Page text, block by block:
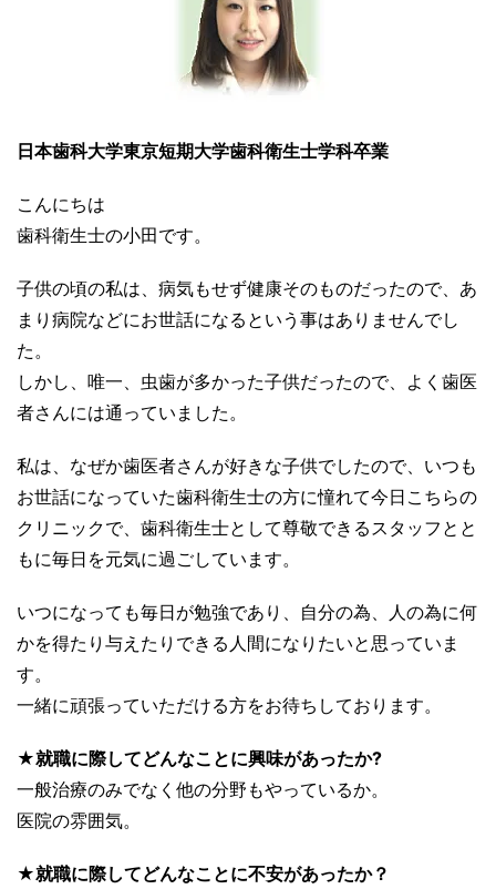
日本歯科大学東京短期大学歯科衛生士学科卒業
こんにちは
歯科衛生士の小田です。
子供の頃の私は、病気もせず健康そのものだったので、あ
まり病院などにお世話になるという事はありませんでし
た。
しかし、唯一、虫歯が多かった子供だったので、よく歯医
者さんには通っていました。
私は、なぜか歯医者さんが好きな子供でしたので、いつも
お世話になっていた歯科衛生士の方に憧れて今日こちらの
クリニックで、歯科衛生士として尊敬できるスタッフとと
もに毎日を元気に過ごしています。
いつになっても毎日が勉強であり、自分の為、人の為に何
かを得たり与えたりできる人間になりたいと思っていま
す。
一緒に頑張っていただける方をお待ちしております。
★就職に際してどんなことに興味があったか?
一般治療のみでなく他の分野もやっているか。
医院の雰囲気。
★就職に際してどんなことに不安があったか？